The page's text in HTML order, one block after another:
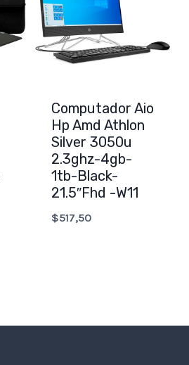
Computador Aio
Hp Amd Athlon
Silver 3050u
2.3ghz-4gb-
1tb-Black-
21.5″Fhd -W11
$517,50